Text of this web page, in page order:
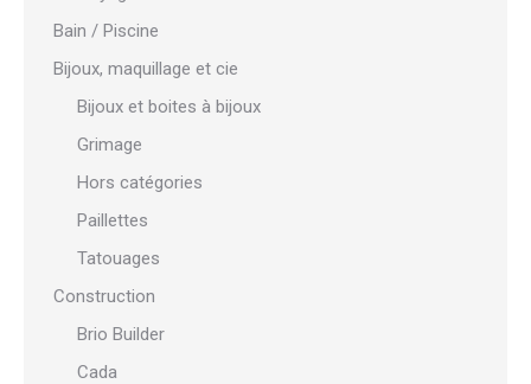
Bain / Piscine
Bijoux, maquillage et cie
Bijoux et boites à bijoux
Grimage
Hors catégories
Paillettes
Tatouages
Construction
Brio Builder
Cada